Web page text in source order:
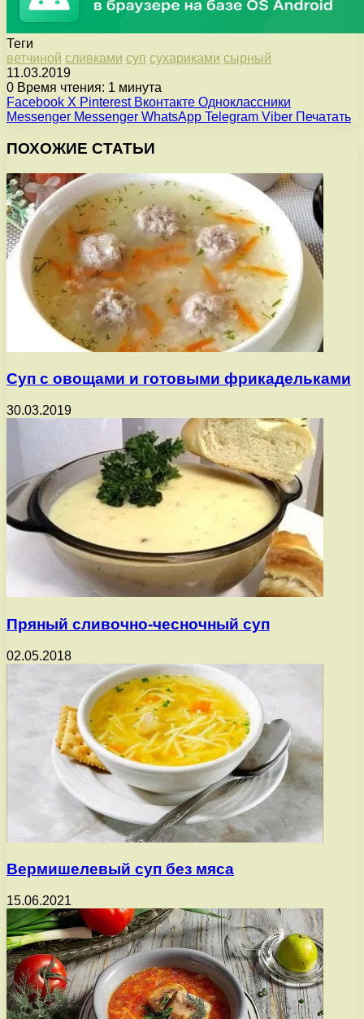
Теги
ветчиной сливками суп сухариками сырный
11.03.2019
0 Время чтения: 1 минута
Facebook X Pinterest Вконтакте Одноклассники
Messenger Messenger WhatsApp Telegram Viber Печатать
ПОХОЖИЕ СТАТЬИ
Суп с овощами и готовыми фрикадельками
30.03.2019
Пряный сливочно-чесночный суп
02.05.2018
Вермишелевый суп без мяса
15.06.2021